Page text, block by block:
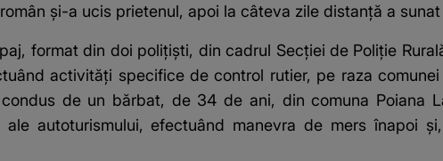
și-a ucis prietenul, apoi la câteva zile distanță a
format din doi poliţişti, din cadrul Secţiei de Poliţie
activităţi specifice de control rutier, pe raza
de un bărbat, de 34 de ani, din comuna Poiana
ale autoturismului, efectuând manevra de mers înapoi